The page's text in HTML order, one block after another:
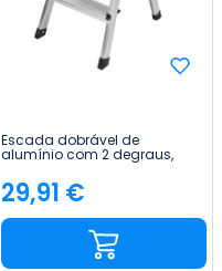
Escada dobrável de
alumínio com 2 degraus,
prateada, 46 x 36 x 40 cm
7house
Preço
29,91 €